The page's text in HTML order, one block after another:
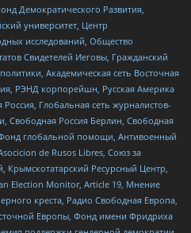
Демократического Развития,
университет, Центр
исследований, Общество
Свидетелей Иеговы, Гражданский
Академическая сеть Восточная
РЭНД корпорейшн, Русская Америка
Глобальная сеть журналистов-
Свободная Россия Берлин, Свободная
глобальной помощи, Антивоенный
de Rusos Libres, Союз за
Ресурсный Центр,
Election Monitor, Article 19, Мнение
креста, Радио Свободная Европа,
Европы, Фонд имени Фридриха